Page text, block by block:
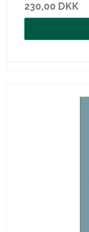
230,00 DKK